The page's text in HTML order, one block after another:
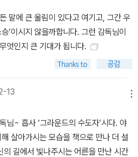
석 연휴 내내 연습을 시켜주며 마지막까
은 김성근의 집념은 2022년 월드컵,
것은 꺾이지 않는 마음’ 정신 그 자체
꺾마’ 정신을 단 한 번도 잃어본 적 없
최고의 자리까지 오르며 불가능이라 여
의 삶은 살기 팍팍한 지금, 어렵게 발걸
기를 주고 있다. 아무리 노력해도 별반
망설이는 이들에게 김성근은 이 책을
생이야말로 베스트이며, 어떤 시련과
도전하는 순간들이 쌓이면 끝끝내 길
말에 큰 울림이 있다고 여기고, 그간 우
’이시지 않을까합니다. 그런 감독님이
엇인지 큰 기대가 됩니다.
13
님~ 흡사 ‘그라운드의 수도자’시다. 야
살아가시는 모습을 책으로 만나 더 설
의 길에서 빛나주시는 어른을 만난 시간